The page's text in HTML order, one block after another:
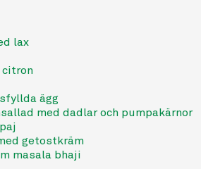
lax
ägg
med dadlar och pumpakärnor
getostkräm
masala bhaji